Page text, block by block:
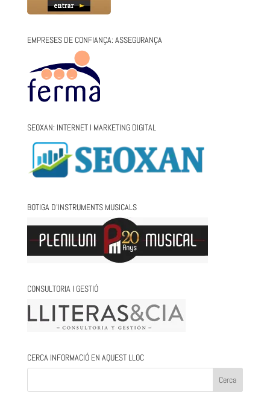
EMPRESES DE CONFIANÇA: ASSEGURANÇA
SEOXAN: INTERNET I MARKETING DIGITAL
BOTIGA D’INSTRUMENTS MUSICALS
CONSULTORIA I GESTIÓ
CERCA INFORMACIÓ EN AQUEST LLOC